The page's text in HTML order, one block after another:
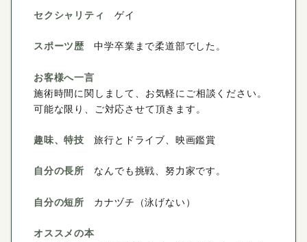
セクシャリティ ゲイ
スポーツ歴 中学卒業まで柔道部でした。
お客様へ一言
施術時間に関しまして、お気軽にご相談ください。
可能な限り、ご対応させて頂きます。
趣味、特技 旅行とドライブ、映画鑑賞
自分の長所 なんでも挑戦、努力家です。
自分の短所 カナヅチ（泳げない）
オススメの本